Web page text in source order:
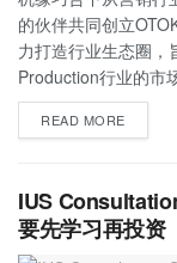
的伙伴共同创立
力打造行业生态圈，
Production行业的市
READ MORE
IUS
要先学习再投资